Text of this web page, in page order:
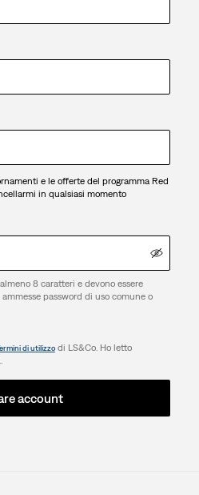
e le offerte del programma Red
in qualsiasi momento
8 caratteri e devono essere
password di uso comune o
di utilizzodi LS&Co. Ho letto
account